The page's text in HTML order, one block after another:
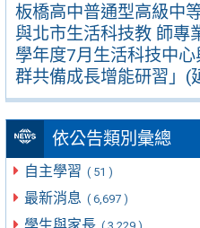
板橋高中普通型高級中
與北市生活科技教 師專
學年度7月生活科技中
群共備成長增能研習」(
依公告類別彙總
自主學習 ( 51 )
最新消息 ( 6,697 )